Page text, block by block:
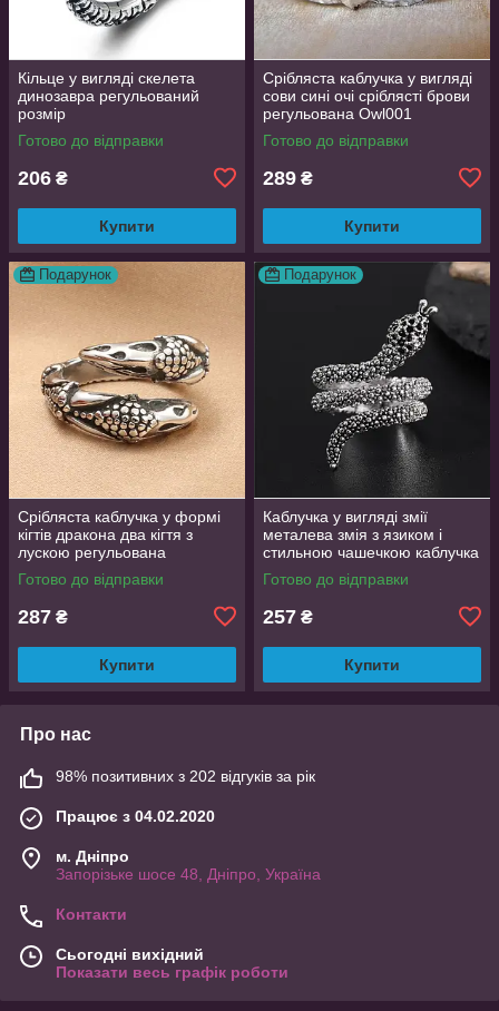
Кільце у вигляді скелета
динозавра регульований
розмір
Готово до відправки
206 ₴
Купити
Срібляста каблучка у вигляді
сови сині очі сріблясті брови
регульована Owl001
Готово до відправки
289 ₴
Купити
Подарунок
Срібляста каблучка у формі
кігтів дракона два кігтя з
лускою регульована
DragonClaw001
Готово до відправки
287 ₴
Купити
Подарунок
Каблучка у вигляді змії
металева змія з язиком і
стильною чашечкою каблучка
влада розмір регульований
Готово до відправки
257 ₴
Купити
Про нас
98% позитивних з 202 відгуків за рік
Працює з 04.02.2020
м. Дніпро
Запорізьке шосе 48, Дніпро, Україна
Контакти
Сьогодні вихідний
Показати весь графік роботи